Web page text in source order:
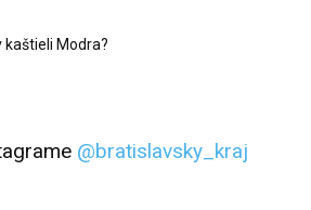
kaštieli Modra?
@bratislavsky_kraj